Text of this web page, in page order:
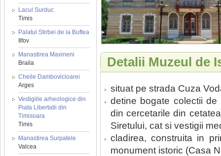
Lacul Surduc
Timis
Palatul Stirbei de la Buftea
Ilfov
Manastirea Maxineni
Braila
Cheile Dambovicioarei
Arges
Vestigiile arheologice din
Piata Libertatii din
Timisoara
Timis
Manastirea Surpatele
Valcea
Detalii Muzeul de
situat pe strada Cuza
detine bogate colectii de
din cercetarile din
Siretului, cat si vestigii
cladirea, construita in
monument istoric (Casa